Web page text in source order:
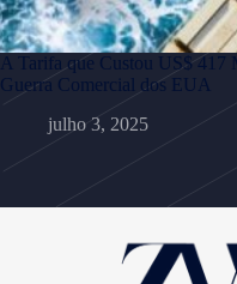
A Tarifa que Custou US$ 417
Guerra Comercial dos EUA
julho 3, 2025